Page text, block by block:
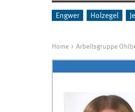
Engwer Holzegel
Home Arbeitsgruppe